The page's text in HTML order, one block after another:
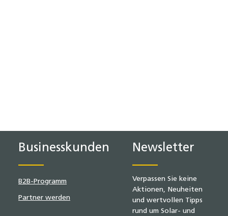
Businesskunden
B2B-Programm
Partner werden
Newsletter
Verpassen Sie keine
Aktionen, Neuheiten
und wertvollen Tipps
rund um Solar- und